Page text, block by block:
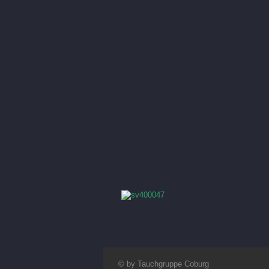
© by Tauchgruppe Coburg